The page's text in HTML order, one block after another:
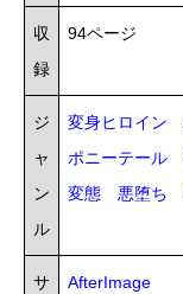
収
録
94ページ
ジ
ャ
ン
ル
変身ヒロイン
ポニーテール
変態
悪堕ち
サ
AfterImage